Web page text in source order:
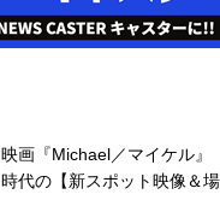
映画『Michael／マイケル
時代の【新スポット映像＆場